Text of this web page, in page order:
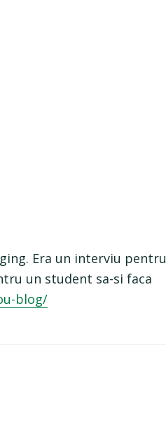
Era un interviu pentru
un student sa-si faca
blog/